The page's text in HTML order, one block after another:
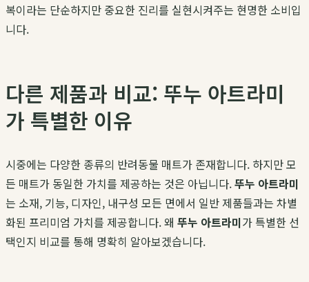
복이라는 단순하지만 중요한 진리를 실현시켜주는 현명한 소비입
니다.
다른 제품과 비교: 뚜누 아트라미
가 특별한 이유
시중에는 다양한 종류의 반려동물 매트가 존재합니다. 하지만 모
든 매트가 동일한 가치를 제공하는 것은 아닙니다.뚜누 아트라미
는 소재, 기능, 디자인, 내구성 모든 면에서 일반 제품들과는 차별
화된 프리미엄 가치를 제공합니다. 왜 뚜누 아트라미가 특별한 선
택인지 비교를 통해 명확히 알아보겠습니다.